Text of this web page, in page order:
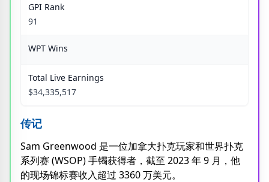
GPI Rank
91
WPT Wins
Total Live Earnings
$34,335,517
传记
Sam Greenwood 是一位加拿大扑克玩家和世界扑克
系列赛 (WSOP) 手镯获得者，截至 2023 年 9 月，他
的现场锦标赛收入超过 3360 万美元。